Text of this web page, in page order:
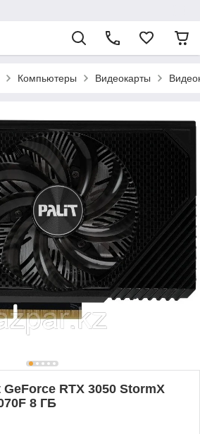
Компьютеры Видеокарты
RTX 3050 StormX
8 ГБ